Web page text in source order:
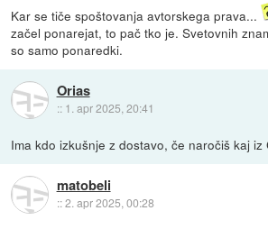
Kar se tiče spoštovanja avtorskega prava...
začel ponarejat, to pač tko je. Svetovnih
so samo ponaredki.
Orias
:: 1. apr 2025, 20:41
Ima kdo izkušnje z dostavo, če naročiš kaj iz
matobeli
::2. apr 2025, 00:28